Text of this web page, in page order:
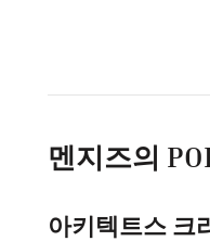
멘지즈의
아키텍트스 크